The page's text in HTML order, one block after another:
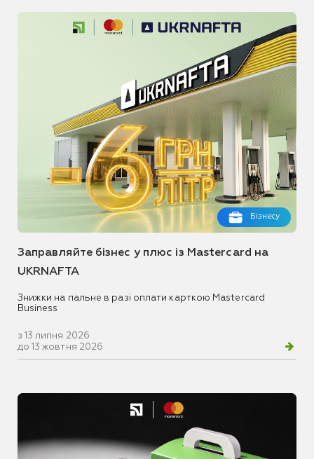
Бізнесу
Заправляйте бізнес у плюс із Mastercard на
UKRNAFTA
Знижки на пальне в разі оплати карткою Mastercard
Business
з 13 липня 2026
до 13 жовтня 2026